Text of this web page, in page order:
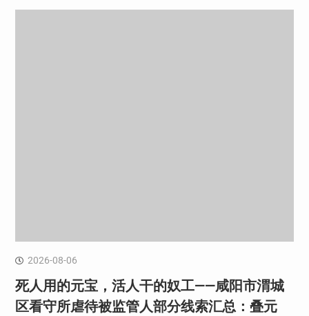
2026-08-06
死人用的元宝，活人干的奴工——咸阳市渭城
区看守所虐待被监管人部分线索汇总：叠元